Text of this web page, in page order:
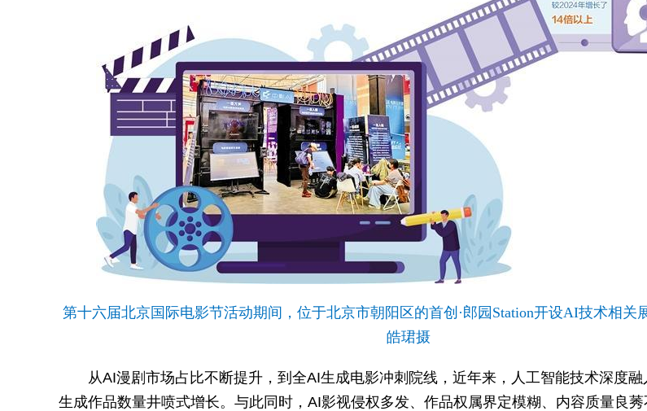
第十六届北京国际电影节活动期间，位于北京市朝阳区的首创·郎园Station开设AI技术相关
皓珺摄
从AI漫剧市场占比不断提升，到全AI生成电影冲刺院线，近年来，人工智能技术深度
生成作品数量井喷式增长。与此同时，AI影视侵权多发、作品权属界定模糊、内容质量良莠